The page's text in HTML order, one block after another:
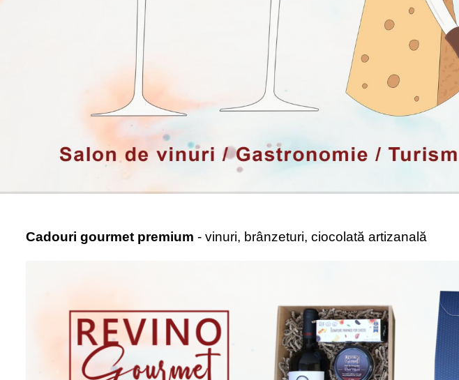
Cadouri gourmet premium - vinuri, brânzeturi, ciocolată artizanală